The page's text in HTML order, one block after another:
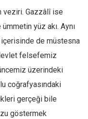
veziri. Gazzâlî ise
yüz akı. Aynı
de müstesna
felsefemiz
üzerindeki
coğrafyasındaki
gerçeği bile
göstermek